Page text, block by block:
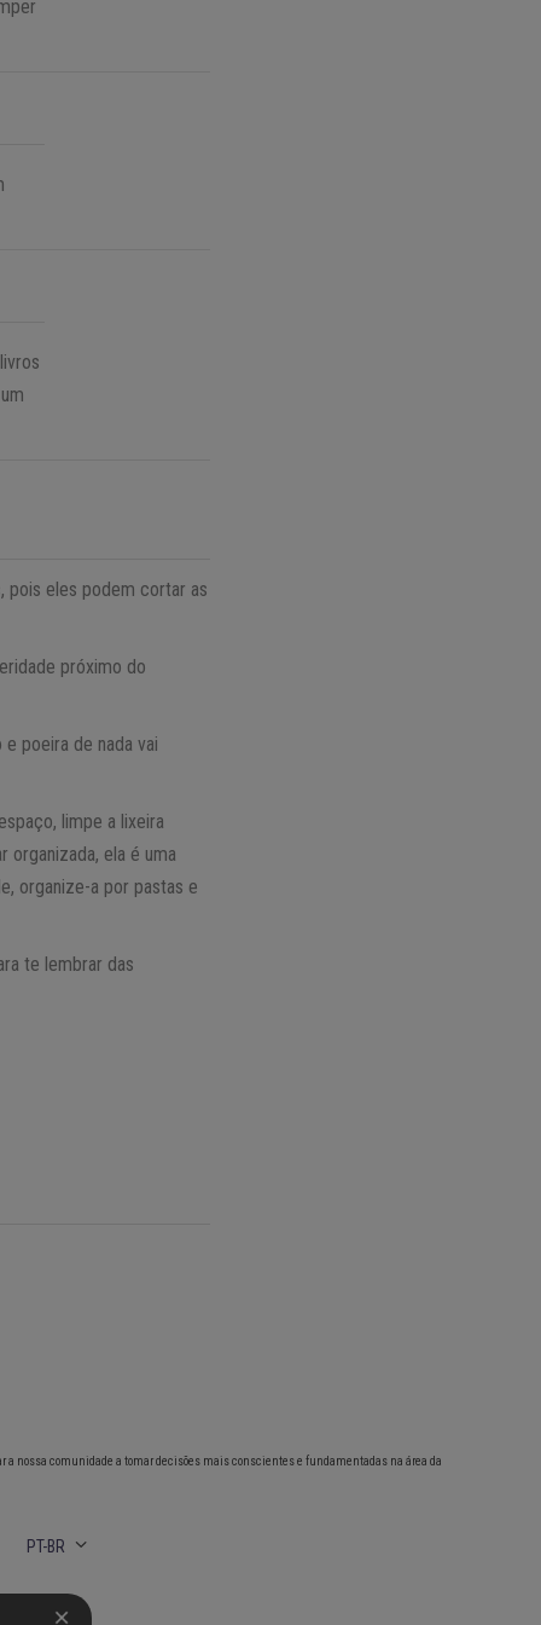
pois eles podem cortar as
próximo do
poeira de nada vai
limpe a lixeira
ela é uma
organize-a por pastas e
te lembrar das
a nossa comunidade a tomar decisões mais conscientes e fundamentadas na área da
PT-BR